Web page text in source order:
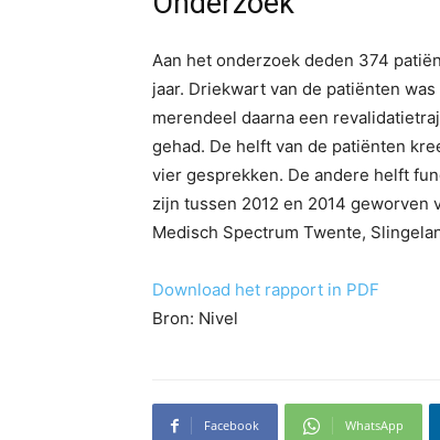
Aan het onderzoek deden 374
jaar. Driekwart van de patiënten
merendeel daarna een
gehad. De helft van de patiënten
vier gesprekken. De andere helft
zijn tussen 2012 en 2014 geworven
Medisch Spectrum Twente,
Download het rapport in PDF
Bron: Nivel
Facebook WhatsApp